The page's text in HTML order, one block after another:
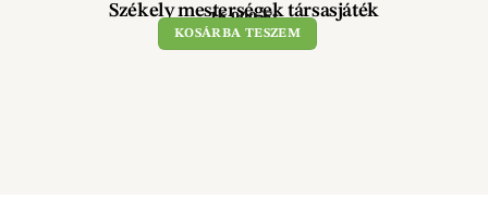
Székely mesterségek társasjáték
16 900Ft
KOSÁRBA TESZEM